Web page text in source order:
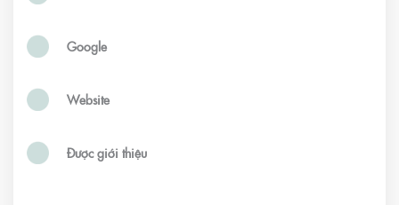
Google
Website
Được giới thiệu